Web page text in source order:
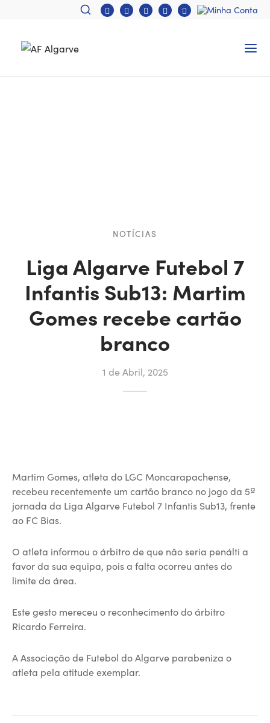
NOTÍCIAS
Liga Algarve Futebol 7
Infantis Sub13: Martim
Gomes recebe cartão
branco
1 de Abril, 2025
Martim Gomes, atleta do LGC Moncarapachense,
recebeu recentemente um cartão branco no jogo da 5ª
jornada da Liga Algarve Futebol 7 Infantis Sub13, frente
ao FC Bias.
O atleta informou o árbitro de que não seria penálti a
favor da sua equipa, pois a falta ocorreu antes do
limite da área.
Este gesto mereceu o reconhecimento do árbitro
Ricardo Ferreira.
A Associação de Futebol do Algarve parabeniza o
atleta pela atitude exemplar.